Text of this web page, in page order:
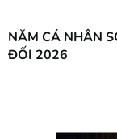
NĂM CÁ NHÂN
ĐỐI 2026